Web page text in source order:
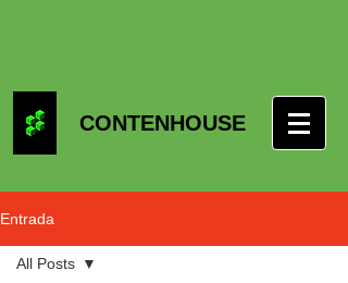
CONTENHOUSE
Entrada
All Posts